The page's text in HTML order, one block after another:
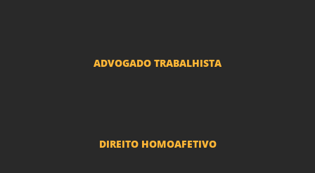
ADVOGADO TRABALHISTA
DIREITO HOMOAFETIVO